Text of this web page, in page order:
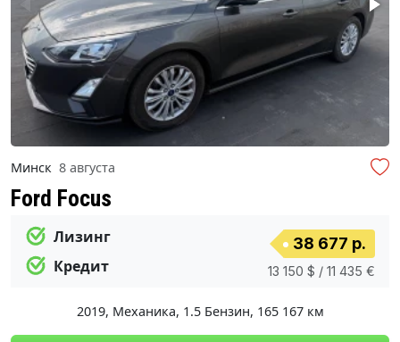
Минск 8 августа
Ford Focus
Лизинг
Кредит
38 677 р.
13 150 $ / 11 435 €
2019, Механика, 1.5 Бензин, 165 167 км